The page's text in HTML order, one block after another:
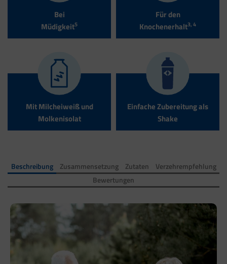
Bei
Müdigkeit5
Für den
Knochenerhalt3, 4
Mit Milcheiweiß und
Molkenisolat
Einfache Zubereitung als
Shake
Beschreibung Zusammensetzung Zutaten
Verzehrempfehlung
Bewertungen